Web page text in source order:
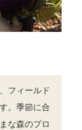
フィールド
。季節に合
な森のプロ